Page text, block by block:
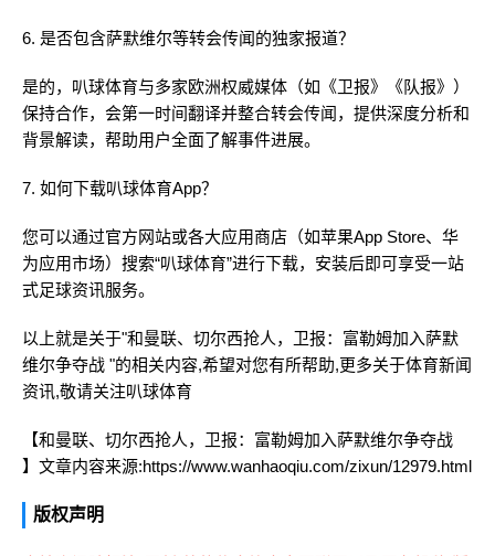
6. 是否包含萨默维尔等转会传闻的独家报道？
是的，叭球体育与多家欧洲权威媒体（如《卫报》《队报》）
保持合作，会第一时间翻译并整合转会传闻，提供深度分析和
背景解读，帮助用户全面了解事件进展。
7. 如何下载叭球体育App？
您可以通过官方网站或各大应用商店（如苹果App Store、华
为应用市场）搜索“叭球体育”进行下载，安装后即可享受一站
式足球资讯服务。
以上就是关于"和曼联、切尔西抢人，卫报：富勒姆加入萨默
维尔争夺战 "的相关内容,希望对您有所帮助,更多关于体育新闻
资讯,敬请关注叭球体育
【和曼联、切尔西抢人，卫报：富勒姆加入萨默维尔争夺战
】文章内容来源:https://www.wanhaoqiu.com/zixun/12979.html
版权声明